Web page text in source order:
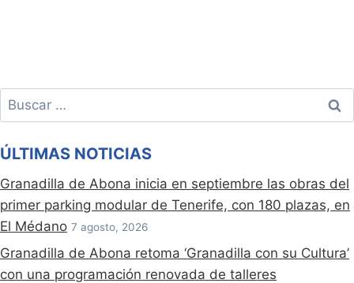
Buscar:
ÚLTIMAS NOTICIAS
Granadilla de Abona inicia en septiembre las obras del
primer parking modular de Tenerife, con 180 plazas, en
El Médano 7 agosto, 2026
Granadilla de Abona retoma ‘Granadilla con su Cultura’
con una programación renovada de talleres